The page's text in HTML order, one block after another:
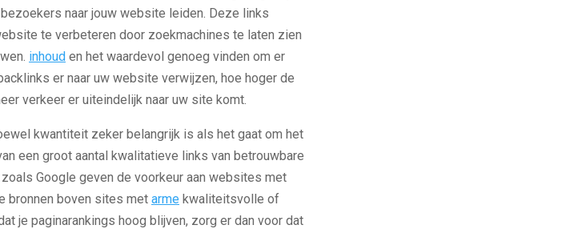
naar jouw website leiden. Deze links
te verbeteren door zoekmachines te laten zien
inhoud en het waardevol genoeg vinden om er
er naar uw website verwijzen, hoe hoger de
verkeer er uiteindelijk naar uw site komt.
kwantiteit zeker belangrijk is als het gaat om het
een groot aantal kwalitatieve links van betrouwbare
Google geven de voorkeur aan websites met
bronnen boven sites met arme kwaliteitsvolle of
je paginarankings hoog blijven, zorg er dan voor dat